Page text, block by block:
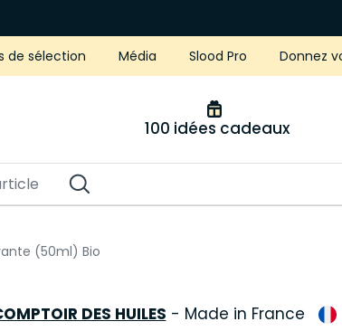
de sélection Média Slood Pro Donnez
100 idées cadeaux
(50ml) Bio
DES HUILES - Made in France